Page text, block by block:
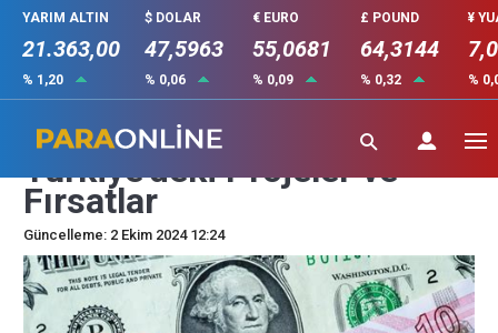
YARIM ALTIN
21.363,00
% 1,20
$ DOLAR
47,5963
% 0,06
€ EURO
55,0681
% 0,09
£ POUND
64,3144
% 0,32
¥
%
Yerli Kripto Paralar:
Türkiye’deki Projeler ve
Fırsatlar
Güncelleme: 2 Ekim 2024 12:24